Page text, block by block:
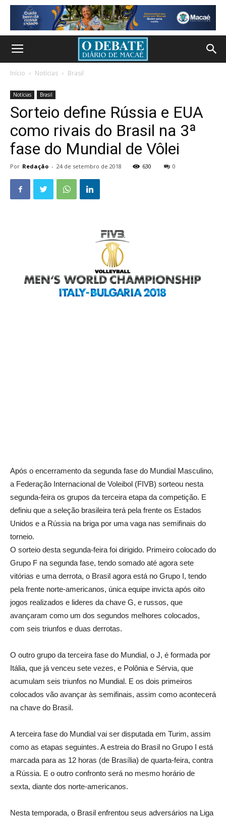
Início Notícias Brasil
Notícias Brasil
Sorteio define Rússia e EUA
como rivais do Brasil na 3ª
fase do Mundial de Vôlei
Por Redação - 24 de setembro de 2018 630 0
Após o encerramento da segunda fase do Mundial Masculino,
a Federação Internacional de Voleibol (FIVB) sorteou nesta
segunda-feira os grupos da terceira etapa da competição. E
definiu que a seleção brasileira terá pela frente os Estados
Unidos e a Rússia na briga por uma vaga nas semifinais do
torneio.
O sorteio desta segunda-feira foi dirigido. Primeiro colocado do
Grupo F na segunda fase, tendo somado até agora sete
vitórias e uma derrota, o Brasil agora está no Grupo I, tendo
pela frente norte-americanos, única equipe invicta após oito
jogos realizados e lideres da chave G, e russos, que
avançaram como um dos segundos melhores colocados,
com seis triunfos e duas derrotas.
O outro grupo da terceira fase do Mundial, o J, é formada por
Itália, que já venceu sete vezes, e Polônia e Sérvia, que
acumulam seis triunfos no Mundial. E os dois primeiros
colocados vão avançar às semifinais, assim como acontecerá
na chave do Brasil.
A terceira fase do Mundial vai ser disputada em Turim, assim
como as etapas seguintes. A estreia do Brasil no Grupo I está
marcada para as 12 horas (de Brasília) de quarta-feira, contra
a Rússia. E o outro confronto será no mesmo horário de
sexta, diante dos norte-americanos.
Nesta temporada, o Brasil enfrentou seus adversários na Liga